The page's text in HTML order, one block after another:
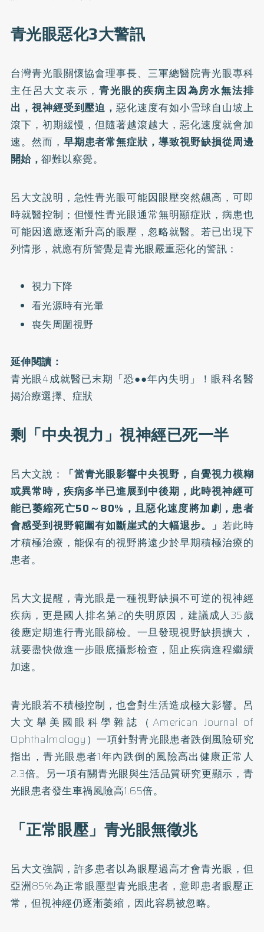
青光眼惡化3大警訊
台灣青光眼關懷協會理事長、三軍總醫院青光眼專科
主任呂大文表示，青光眼的疾病主因為房水無法排
出，視神經受到壓迫，惡化速度有如小雪球自山坡上
滾下，初期緩慢，但隨著越滾越大，惡化速度就會加
速。然而， 早期患者常無症狀，導致視野缺損從周邊
開始，卻難以察覺。
呂大文說明，急性青光眼可能因眼壓突然飆高，可即
時就醫控制；但慢性青光眼通常無明顯症狀，病患也
可能因適應逐漸升高的眼壓，忽略就醫。若已出現下
列情形，就應有所警覺是青光眼嚴重惡化的警訊：
視力下降
看光源時有光暈
喪失周圍視野
延伸閱讀：
青光眼4成就醫已末期「恐●●年內失明」！眼科名醫
揭治療選擇、症狀
剩「中央視力」視神經已死一半
呂大文說：
「當青光眼影響中央視野，自覺視力模糊
或異常時，疾病多半已進展到中後期，此時視神經可
能已萎縮死亡50～80%，且惡化速度將加劇，患者
會感受到視野範圍有如斷崖式的大幅退步。」 若此時
才積極治療，能保有的視野將遠少於早期積極治療的
患者。
呂大文提醒，青光眼是一種視野缺損不可逆的視神經
疾病，更是國人排名第2的失明原因，建議成人35歲
後應定期進行青光眼篩檢。一旦發現視野缺損擴大，
就要盡快做進一步眼底攝影檢查，阻止疾病進程繼續
加速。
青光眼若不積極控制，也會對生活造成極大影響。呂
大文舉美國眼科學雜誌（American Journal of
Ophthalmology）一項針對青光眼患者跌倒風險研究
指出，青光眼患者1年內跌倒的風險高出健康正常人
2.3倍。另一項有關青光眼與生活品質研究更顯示，青
光眼患者發生車禍風險高1.65倍。
「正常眼壓」青光眼無徵兆
呂大文強調，許多患者以為眼壓過高才會青光眼，但
亞洲85%為正常眼壓型青光眼患者，意即患者眼壓正
常，但視神經仍逐漸萎縮，因此容易被忽略。